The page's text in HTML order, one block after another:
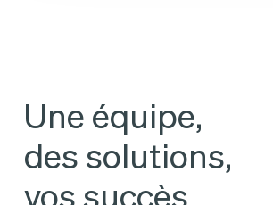
et
l’arrivée
Une équipe,
des solutions,
vos succès.